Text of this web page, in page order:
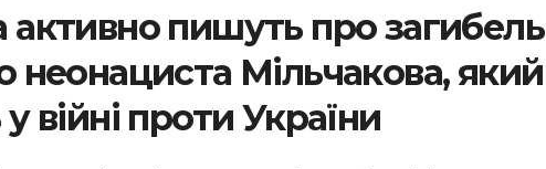
активно пишуть про загибель
неонациста Мільчакова, який
війні проти України